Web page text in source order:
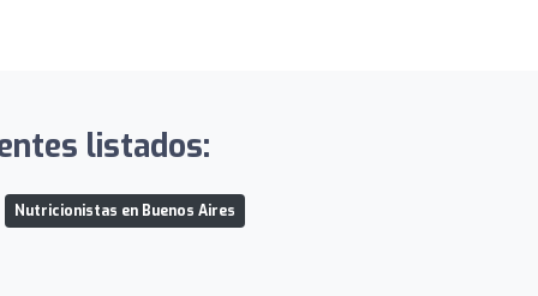
listados:
Nutricionistas en Buenos Aires